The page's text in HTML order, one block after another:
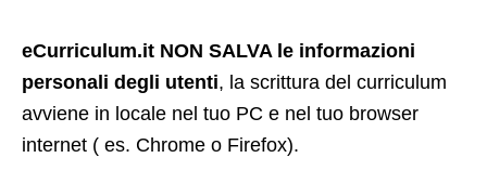
eCurriculum.it NON SALVA le informazioni
personali degli utenti, la scrittura del curriculum
avviene in locale nel tuo PC e nel tuo browser
internet ( es. Chrome o Firefox).